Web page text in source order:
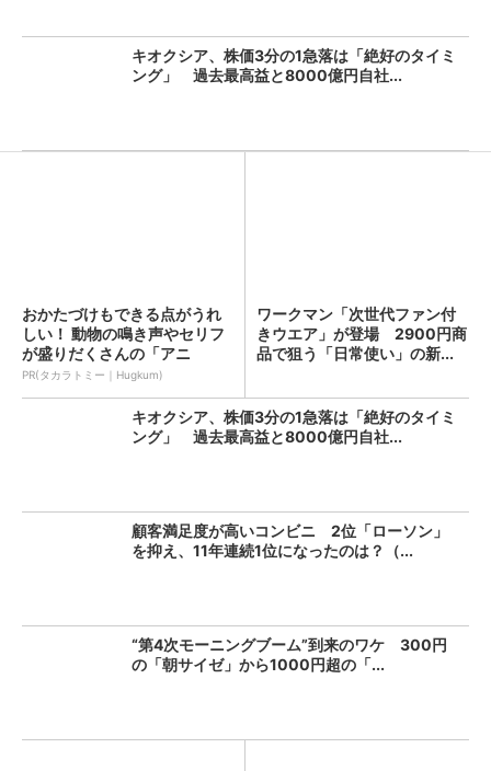
キオクシア、株価3分の1急落は「絶好のタイミ
ング」 過去最高益と8000億円自社...
おかたづけもできる点がうれ
しい！ 動物の鳴き声やセリフ
が盛りだくさんの「アニ
ア ...
PR(タカラトミー｜Hugkum)
ワークマン「次世代ファン付
きウエア」が登場 2900円商
品で狙う「日常使い」の新...
キオクシア、株価3分の1急落は「絶好のタイミ
ング」 過去最高益と8000億円自社...
顧客満足度が高いコンビニ 2位「ローソン」
を抑え、11年連続1位になったのは？（...
“第4次モーニングブーム”到来のワケ 300円
の「朝サイゼ」から1000円超の「...